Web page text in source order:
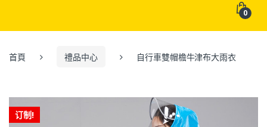
0
首頁 禮品中心 自行車雙帽檐牛津布大雨衣
订制!